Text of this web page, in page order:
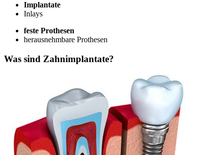
Implantate
Inlays
feste Prothesen
herausnehmbare Prothesen
Was sind Zahnimplantate?